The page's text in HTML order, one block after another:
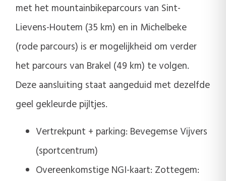
met het mountainbikeparcours van Sint-
Lievens-Houtem (35 km) en in Michelbeke
(rode parcours) is er mogelijkheid om verder
het parcours van Brakel (49 km) te volgen.
Deze aansluiting staat aangeduid met dezelfde
geel gekleurde pijltjes.
Vertrekpunt + parking: Bevegemse Vijvers
(sportcentrum)
Overeenkomstige NGI-kaart: Zottegem: